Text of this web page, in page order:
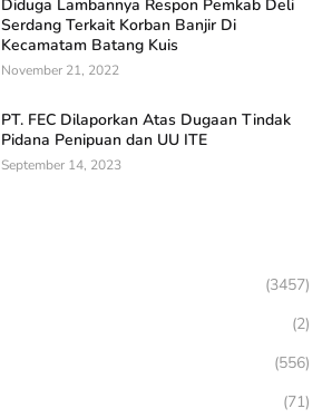
Diduga Lambannya Respon Pemkab Deli
Serdang Terkait Korban Banjir Di
Kecamatam Batang Kuis
November 21, 2022
PT. FEC Dilaporkan Atas Dugaan Tindak
Pidana Penipuan dan UU ITE
September 14, 2023
(3457)
(2)
(556)
(71)